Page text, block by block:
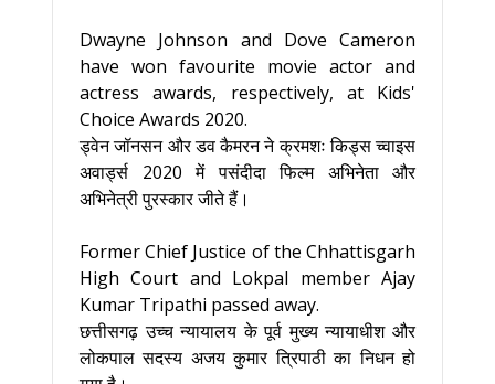
Dwayne Johnson and Dove Cameron
have won favourite movie actor and
actress awards, respectively, at Kids'
Choice Awards 2020.
ड्वेन जॉनसन और डव कैमरन ने क्रमशः किड्स च्वाइस
अवार्ड्स 2020 में पसंदीदा फिल्म अभिनेता और
अभिनेत्री पुरस्कार जीते हैं।
Former Chief Justice of the Chhattisgarh
High Court and Lokpal member Ajay
Kumar Tripathi passed away.
छत्तीसगढ़ उच्च न्यायालय के पूर्व मुख्य न्यायाधीश और
लोकपाल सदस्य अजय कुमार त्रिपाठी का निधन हो